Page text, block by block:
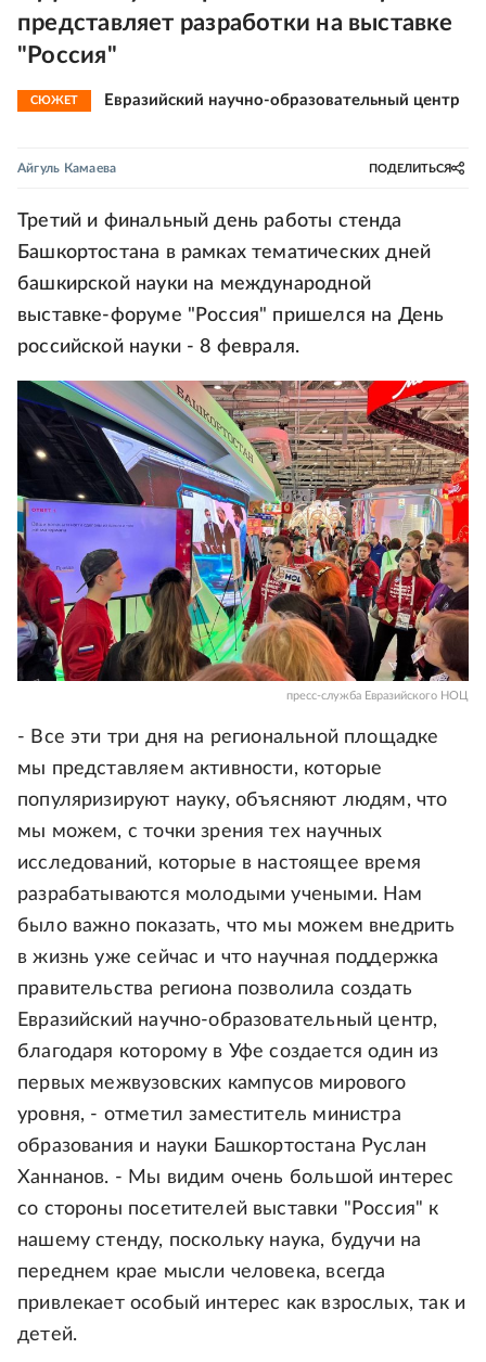
представляет разработки на выставке
"Россия"
СЮЖЕТ Евразийский научно-образовательный центр
Айгуль Камаева ПОДЕЛИТЬСЯ
Третий и финальный день работы стенда
Башкортостана в рамках тематических дней
башкирской науки на международной
выставке-форуме "Россия" пришелся на День
российской науки - 8 февраля.
пресс-служба Евразийского НОЦ
- Все эти три дня на региональной площадке
мы представляем активности, которые
популяризируют науку, объясняют людям, что
мы можем, с точки зрения тех научных
исследований, которые в настоящее время
разрабатываются молодыми учеными. Нам
было важно показать, что мы можем внедрить
в жизнь уже сейчас и что научная поддержка
правительства региона позволила создать
Евразийский научно-образовательный центр,
благодаря которому в Уфе создается один из
первых межвузовских кампусов мирового
уровня, - отметил заместитель министра
образования и науки Башкортостана Руслан
Ханнанов. - Мы видим очень большой интерес
со стороны посетителей выставки "Россия" к
нашему стенду, поскольку наука, будучи на
переднем крае мысли человека, всегда
привлекает особый интерес как взрослых, так и
детей.